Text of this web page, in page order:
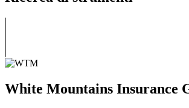
White Mountains Insurance